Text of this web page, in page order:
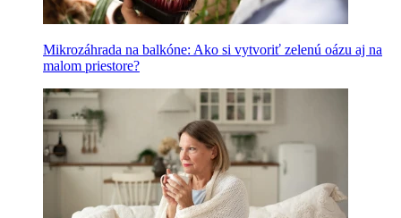
Mikrozáhrada na balkóne: Ako si vytvoriť zelenú oázu aj na
malom priestore?